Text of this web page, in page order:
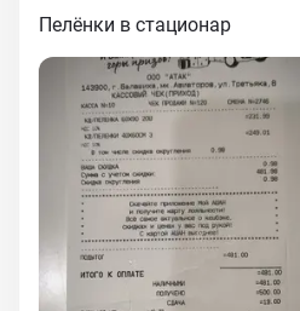
Пелёнки в стационар